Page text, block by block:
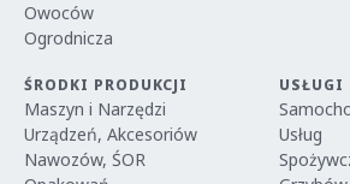
Owoców
Ogrodnicza
ŚRODKI PRODUKCJI
Maszyn i Narzędzi
Urządzeń, Akcesoriów
Nawozów, ŚOR
USŁUGI
Usług